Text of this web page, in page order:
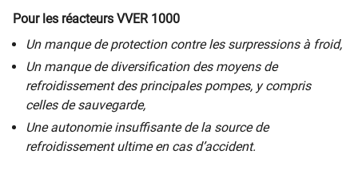
Pour les réacteurs VVER 1000
Un manque de protection contre les surpressions à froid,
Un manque de diversification des moyens de
refroidissement des principales pompes, y compris
celles de sauvegarde,
Une autonomie insuffisante de la source de
refroidissement ultime en cas d’accident.